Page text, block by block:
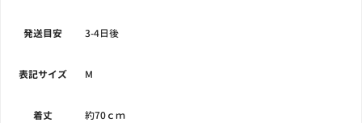
発送目安 3-4日後
表記サイズ M
着丈 約70ｃｍ